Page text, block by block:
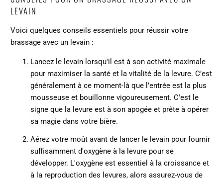
LEVAIN
Voici quelques conseils essentiels pour réussir votre
brassage avec un levain :
Lancez le levain lorsqu'il est à son activité maximale
pour maximiser la santé et la vitalité de la levure. C’est
généralement à ce moment-là que l’entrée est la plus
mousseuse et bouillonne vigoureusement. C'est le
signe que la levure est à son apogée et prête à opérer
sa magie dans votre bière.
Aérez votre moût avant de lancer le levain pour fournir
suffisamment d'oxygène à la levure pour se
développer. L'oxygène est essentiel à la croissance et
à la reproduction des levures, alors assurez-vous de